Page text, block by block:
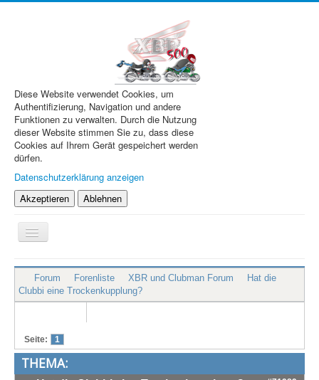
Diese Website verwendet Cookies, um
Authentifizierung, Navigation und andere
Funktionen zu verwalten. Durch die Nutzung
dieser Website stimmen Sie zu, dass diese
Cookies auf Ihrem Gerät gespeichert werden
dürfen.
Datenschutzerklärung anzeigen
Akzeptieren
Ablehnen
Navigation
an/aus
XBR.de
Technik
Treffen & Touren
Cafe-Ecke
Forum Forenliste XBR und Clubman Forum
Hat die
Clubbi eine Trockenkupplung?
Seite: 1
THEMA: